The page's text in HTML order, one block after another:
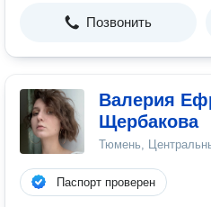
Позвонить
Валерия
Щербакова
Тюмень,
Паспорт проверен